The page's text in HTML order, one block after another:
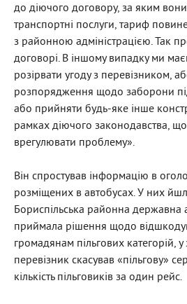
до діючого договору, за яким
транспортні послуги, тариф
з районною адміністрацією. Так
договорі. В іншому випадку ми
розірвати угоду з перевізником,
розпорядження щодо заборони
або прийняти будь-яке інше
рамках діючого законодавства,
врегулювати проблему».
Він спростував інформацію в
розміщених в автобусах. У них
Бориспільська районна державна
приймала рішення щодо
громадянам пільгових категорій, у
перевізник скасував «пільгову»
кількість пільговиків за один рейс.